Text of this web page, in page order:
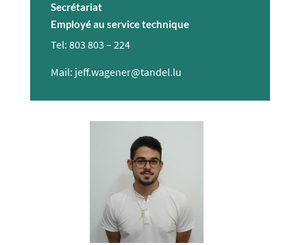
Secrétariat
Employé au service technique
Tel: 803 803 – 224​
Mail: jeff.wagener@tandel.lu